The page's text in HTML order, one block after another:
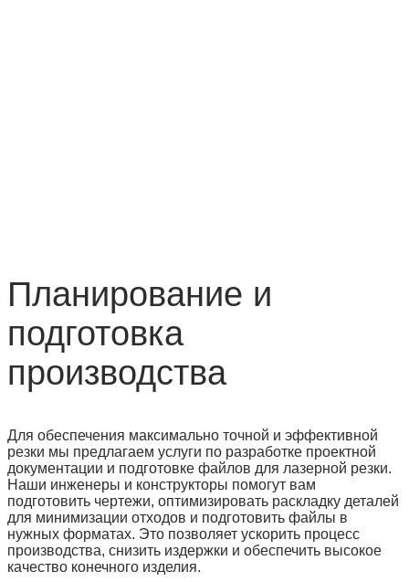
Планирование и
подготовка
производства
Для обеспечения максимально точной и эффективной
резки мы предлагаем услуги по разработке проектной
документации и подготовке файлов для лазерной резки.
Наши инженеры и конструкторы помогут вам
подготовить чертежи, оптимизировать раскладку деталей
для минимизации отходов и подготовить файлы в
нужных форматах. Это позволяет ускорить процесс
производства, снизить издержки и обеспечить высокое
качество конечного изделия.